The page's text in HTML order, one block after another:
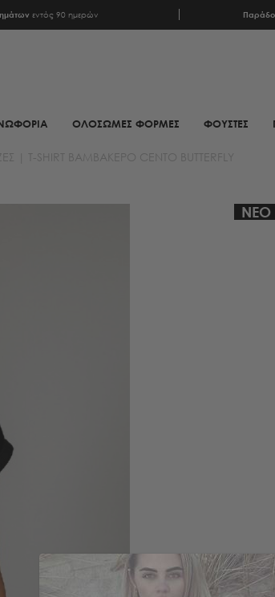
εντός 90 ημερών
ΟΛΟΣΩΜΕΣ ΦΟΡΜΕΣ ΦΟΥΣΤΕΣ
ΜΠΟΤΕΣ
T-SHIRT ΒΑΜΒΑΚΕΡΌ CENTO BUTTERFLY
ΝΕΟ